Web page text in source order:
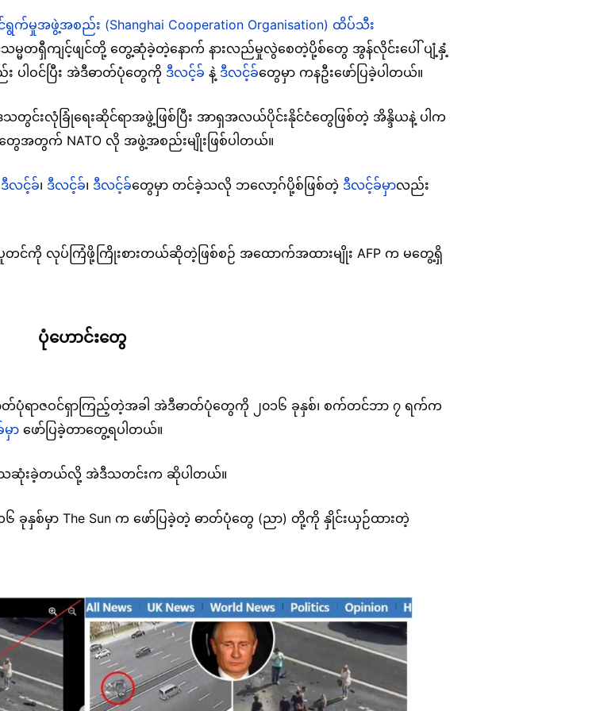
ရွက်မှုအဖွဲ့အစည်း (Shanghai Cooperation Organisation) ထိပ်သီး
င်ငံသမ္မတရှီကျင့်ဖျင်တို့ တွေ့ဆုံခဲ့တဲ့နောက် နားလည်မှုလွဲစေတဲ့ပို့စ်တွေ အွန်လိုင်းပေါ် ပျံ့နှံ့
ပါဝင်ပြီး အဲဒီဓာတ်ပုံတွေကို ဒီလင့်ခ် နဲ့ ဒီလင့်ခ်တွေမှာ ကနဦးဖော်ပြခဲ့ပါတယ်။
သတွင်းလုံခြုံရေးဆိုင်ရာအဖွဲ့ဖြစ်ပြီး အာရှအလယ်ပိုင်းနိုင်ငံတွေဖြစ်တဲ့ အိန္ဒိယနဲ့ ပါက
ေအတွက် NATO လို အဖွဲ့အစည်းမျိုးဖြစ်ပါတယ်။
ဒီလင့်ခ်၊ ဒီလင့်ခ်၊ ဒီလင့်ခ်တွေမှာ တင်ခဲ့သလို ဘလော့ဂ်ပို့စ်ဖြစ်တဲ့ ဒီလင့်ခ်မှာလည်း
တပူတင်ကို လုပ်ကြံဖို့ကြိုးစားတယ်ဆိုတဲ့ဖြစ်စဉ် အထောက်အထားမျိုး AFP က မတွေ့ရှိ
ပုံဟောင်းတွေ
တ်ပုံရာဇဝင်ရှာကြည့်တဲ့အခါ အဲဒီဓာတ်ပုံတွေကို ၂၀၁၆ ခုနှစ်၊ စက်တင်ဘာ ၇ ရက်က
ာ ဖော်ပြခဲ့တာတွေ့ရပါတယ်။
ေဆုံးခဲ့တယ်လို့ အဲဒီသတင်းက ဆိုပါတယ်။
ခုနှစ်မှာ The Sun က ဖော်ပြခဲ့တဲ့ ဓာတ်ပုံတွေ (ညာ) တို့ကို နှိုင်းယှဉ်ထားတဲ့